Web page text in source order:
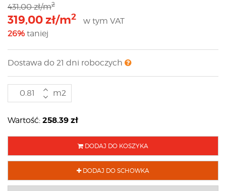
431,00 zł/m2
319,00 zł/m2
w tym VAT
26% taniej
Dostawa do 21 dni roboczych
m2
Wartość: 258.39zł
DODAJ DO KOSZYKA
DODAJ DO SCHOWKA